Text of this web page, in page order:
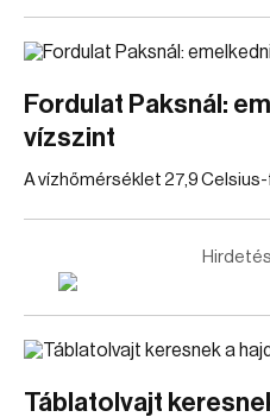
Fordulat Paksnál:
vízszint
A vízhőmérséklet 27,9
Hirdetés
Táblatolvajt